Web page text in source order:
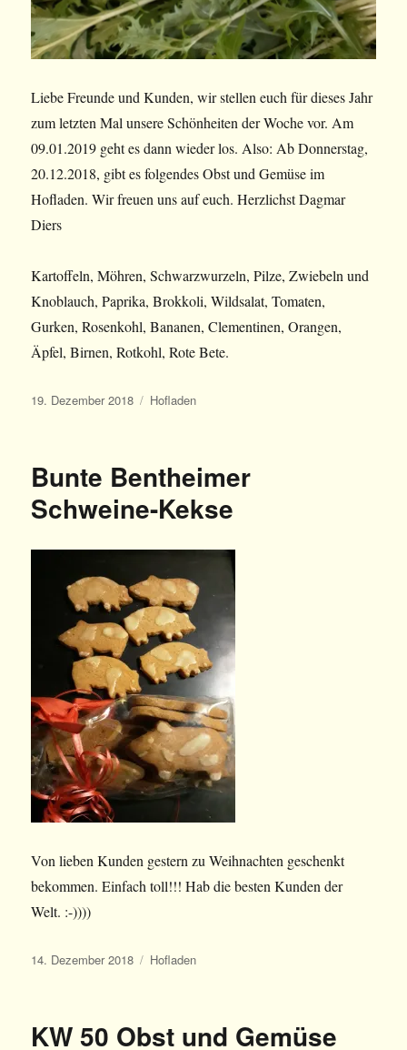
Liebe Freunde und Kunden, wir stellen euch für dieses Jahr
zum letzten Mal unsere Schönheiten der Woche vor. Am
09.01.2019 geht es dann wieder los. Also: Ab Donnerstag,
20.12.2018, gibt es folgendes Obst und Gemüse im
Hofladen. Wir freuen uns auf euch. Herzlichst Dagmar
Diers
Kartoffeln, Möhren, Schwarzwurzeln, Pilze, Zwiebeln und
Knoblauch, Paprika, Brokkoli, Wildsalat, Tomaten,
Gurken, Rosenkohl, Bananen, Clementinen, Orangen,
Äpfel, Birnen, Rotkohl, Rote Bete.
Veröffentlicht
19. Dezember 2018 Kategorien
Hofladen
Bunte Bentheimer
Schweine-Kekse
Von lieben Kunden gestern zu Weihnachten geschenkt
bekommen. Einfach toll!!! Hab die besten Kunden der
Welt. :-))))
Veröffentlicht
14. Dezember 2018 Kategorien
Hofladen
KW 50 Obst und Gemüse